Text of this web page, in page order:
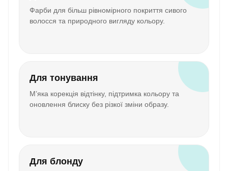
Фарби для більш рівномірного покриття сивого
волосся та природного вигляду кольору.
Для тонування
М’яка корекція відтінку, підтримка кольору та
оновлення блиску без різкої зміни образу.
Для блонду